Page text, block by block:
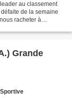
au classement
de la semaine
racheter à
Grande